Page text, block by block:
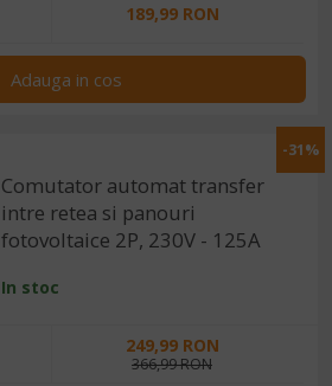
189,99 RON
Adauga in cos
-31%
Comutator automat transfer
intre retea si panouri
fotovoltaice 2P, 230V - 125A
In stoc
249,99 RON
366,99 RON